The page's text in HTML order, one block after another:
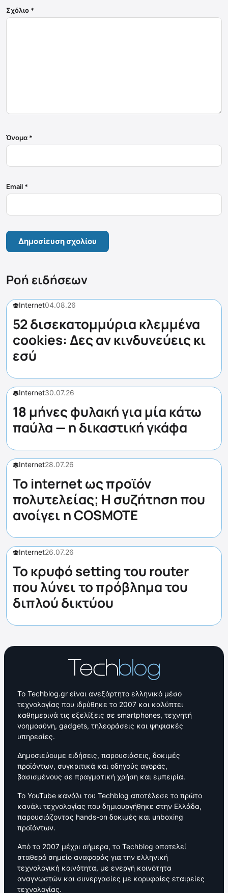
Σχόλιο *
Όνομα *
Email *
Ροή ειδήσεων
Internet04.08.26
52 δισεκατομμύρια κλεμμένα
cookies: Δες αν κινδυνεύεις κι
εσύ
Internet30.07.26
18 μήνες φυλακή για μία κάτω
παύλα — η δικαστική γκάφα
Internet28.07.26
Το internet ως προϊόν
πολυτελείας; Η συζήτηση που
ανοίγει η COSMOTE
Internet26.07.26
Το κρυφό setting του router
που λύνει το πρόβλημα του
διπλού δικτύου
Το Techblog.gr είναι ανεξάρτητο ελληνικό μέσο
τεχνολογίας που ιδρύθηκε το 2007 και καλύπτει
καθημερινά τις εξελίξεις σε smartphones, τεχνητή
νοημοσύνη, gadgets, τηλεοράσεις και ψηφιακές
υπηρεσίες.
Δημοσιεύουμε ειδήσεις, παρουσιάσεις, δοκιμές
προϊόντων, συγκριτικά και οδηγούς αγοράς,
βασισμένους σε πραγματική χρήση και εμπειρία.
Το YouTube κανάλι του Techblog αποτέλεσε το πρώτο
κανάλι τεχνολογίας που δημιουργήθηκε στην Ελλάδα,
παρουσιάζοντας hands-on δοκιμές και unboxing
προϊόντων.
Από το 2007 μέχρι σήμερα, το Techblog αποτελεί
σταθερό σημείο αναφοράς για την ελληνική
τεχνολογική κοινότητα, με ενεργή κοινότητα
αναγνωστών και συνεργασίες με κορυφαίες εταιρείες
τεχνολογίας.